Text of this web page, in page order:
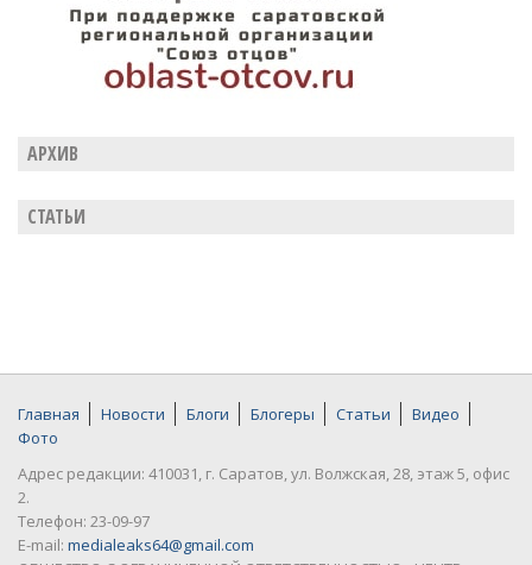
АРХИВ
СТАТЬИ
Главная Новости Блоги Блогеры Статьи
Видео
Фото
Адрес редакции: 410031, г. Саратов, ул. Волжская, 28, этаж 5, офис
2.
Телефон: 23-09-97
E-mail: medialeaks64@gmail.com